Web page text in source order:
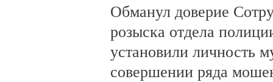
Обманул доверие
розыска отдела
установили личность
совершении ряда